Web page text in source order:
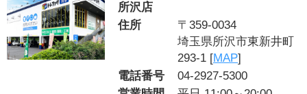
所沢店
住所
〒359-0034
埼玉県所沢市東新井町
293-1 [MAP]
電話番号
04-2927-5300